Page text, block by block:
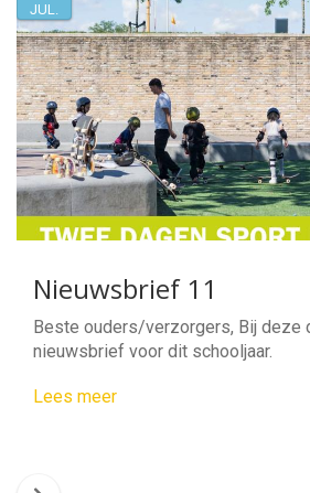
JUL.
Nieuwsbrief 11
Beste ouders/verzorgers, Bij deze
nieuwsbrief voor dit schooljaar.
Lees meer